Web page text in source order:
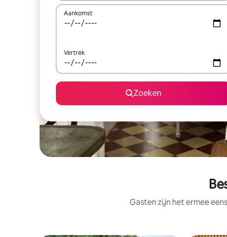
Aankomst
Vertrek
Zoeken
Gasten zijn het ermee